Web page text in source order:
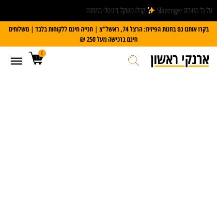
על כל מזוודת Slazenger
קבלו משקל דיגיטלי במתנה
בקרו אותנו גם בחנות הפיזית: הרצל 74, ראשל”צ | חנייה חינם ללקוחות בלבד | משלוחים
חינם ברכישה מעל 250 ₪
0